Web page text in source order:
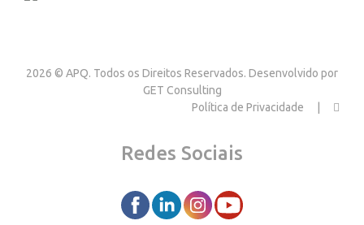
2026 © APQ. Todos os Direitos Reservados. Desenvolvido por
GET Consulting
Política de Privacidade
Redes Sociais